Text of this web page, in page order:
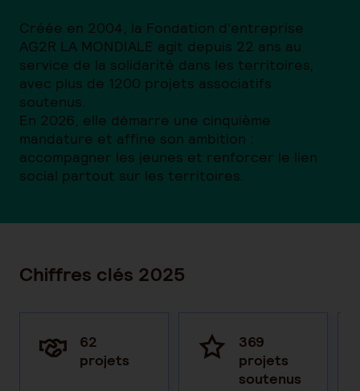
Créée en 2004, la Fondation d'entreprise
AG2R LA MONDIALE agit depuis 22 ans au
service de la solidarité dans les territoires,
avec plus de 1200 projets associatifs
soutenus.
En 2026, elle démarre une cinquième
mandature et affine son ambition :
accompagner les jeunes et renforcer le lien
social partout sur les territoires.
Chiffres clés 2025
62
projets
369
projets
soutenus